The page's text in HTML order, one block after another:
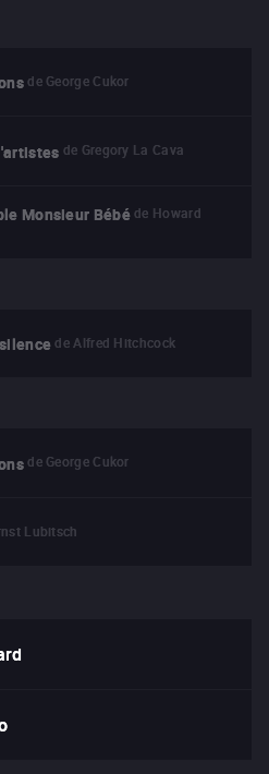
de George Cukor
de Gregory La Cava
Monsieur Bébé de Howard
de Alfred Hitchcock
de George Cukor
Lubitsch